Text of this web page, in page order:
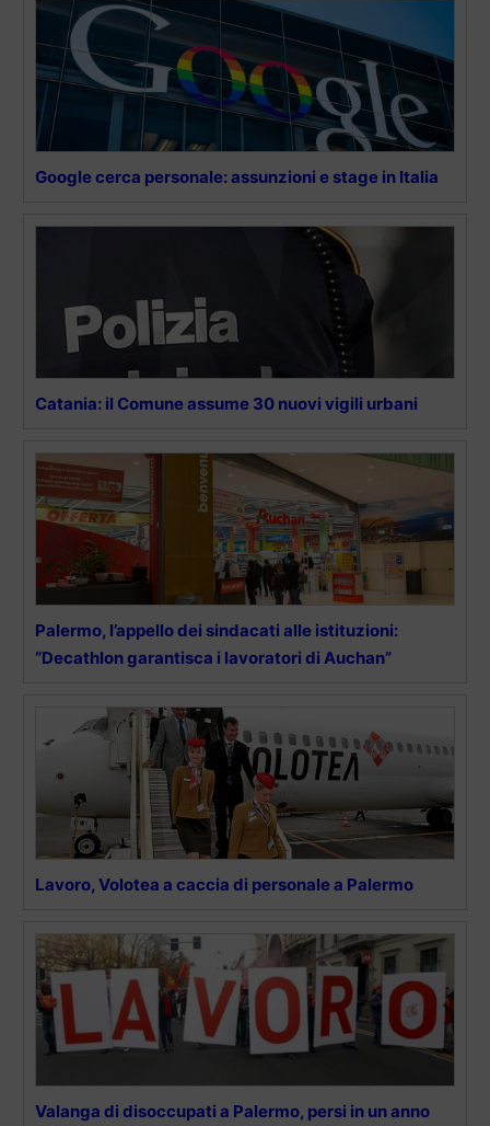
Google cerca personale: assunzioni e stage in Italia
Catania: il Comune assume 30 nuovi vigili urbani
Palermo, l’appello dei sindacati alle istituzioni:
“Decathlon garantisca i lavoratori di Auchan”
Lavoro, Volotea a caccia di personale a Palermo
Valanga di disoccupati a Palermo, persi in un anno